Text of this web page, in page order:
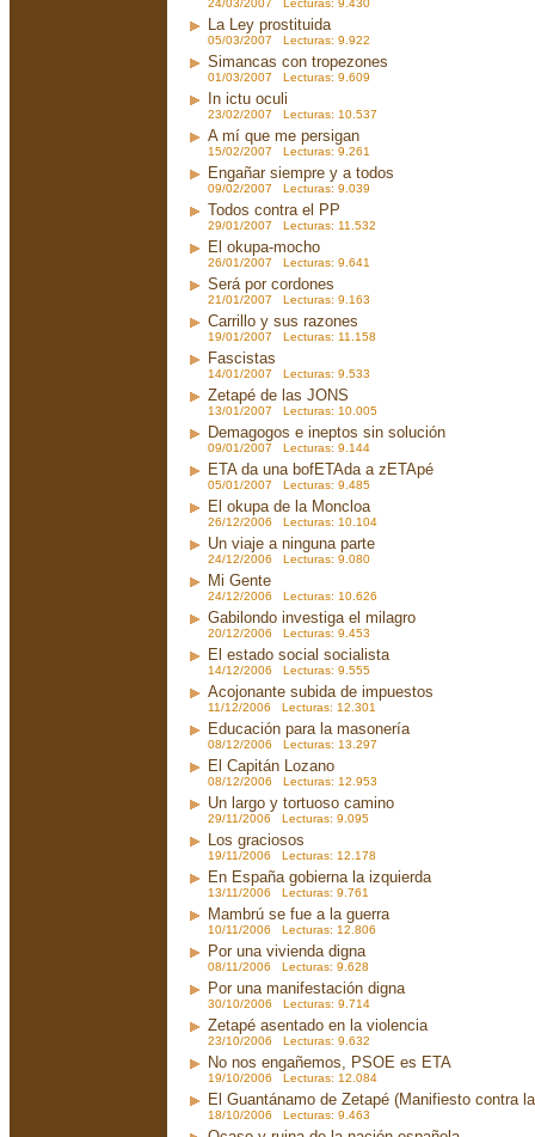
24/03/2007 Lecturas: 9.430
La Ley prostituida
05/03/2007 Lecturas: 9.922
Simancas con tropezones
01/03/2007 Lecturas: 9.609
In ictu oculi
23/02/2007 Lecturas: 10.537
A mí que me persigan
15/02/2007 Lecturas: 9.261
Engañar siempre y a todos
09/02/2007 Lecturas: 9.039
Todos contra el PP
29/01/2007 Lecturas: 11.532
El okupa-mocho
26/01/2007 Lecturas: 9.641
Será por cordones
21/01/2007 Lecturas: 9.163
Carrillo y sus razones
19/01/2007 Lecturas: 11.158
Fascistas
14/01/2007 Lecturas: 9.533
Zetapé de las JONS
13/01/2007 Lecturas: 10.005
Demagogos e ineptos sin solución
09/01/2007 Lecturas: 9.144
ETA da una bofETAda a zETApé
05/01/2007 Lecturas: 9.485
El okupa de la Moncloa
26/12/2006 Lecturas: 10.104
Un viaje a ninguna parte
24/12/2006 Lecturas: 9.080
Mi Gente
24/12/2006 Lecturas: 10.626
Gabilondo investiga el milagro
20/12/2006 Lecturas: 9.453
El estado social socialista
14/12/2006 Lecturas: 9.555
Acojonante subida de impuestos
11/12/2006 Lecturas: 12.301
Educación para la masonería
08/12/2006 Lecturas: 13.297
El Capitán Lozano
08/12/2006 Lecturas: 12.953
Un largo y tortuoso camino
29/11/2006 Lecturas: 9.095
Los graciosos
19/11/2006 Lecturas: 12.178
En España gobierna la izquierda
13/11/2006 Lecturas: 9.761
Mambrú se fue a la guerra
10/11/2006 Lecturas: 12.806
Por una vivienda digna
08/11/2006 Lecturas: 9.628
Por una manifestación digna
30/10/2006 Lecturas: 9.714
Zetapé asentado en la violencia
23/10/2006 Lecturas: 9.632
No nos engañemos, PSOE es ETA
19/10/2006 Lecturas: 12.084
El Guantánamo de Zetapé (Manifiesto contra
18/10/2006 Lecturas: 9.463